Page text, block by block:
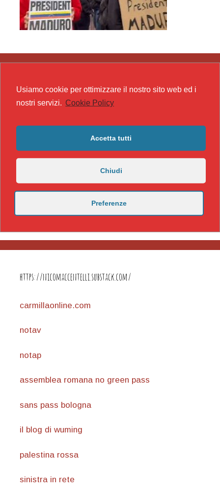
https://nicomaccentelli.substack.com/
carmillaonline.com
notav
notap
assemblea romana no green pass
sans pass bologna
il blog di wuming
palestina rossa
sinistra in rete
Usiamo cookie per ottimizzare il nostro sito web ed i
nostri servizi. Cookie Policy
Accetta tutti
Chiudi
Preferenze